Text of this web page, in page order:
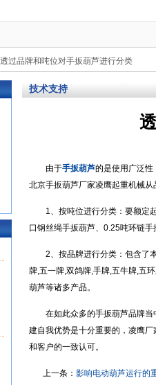
过品牌和吨位对手扳葫芦进行分类
技术支持
由于手扳葫芦的是使用广泛性
北京手扳葫芦厂家凌鹰起重机械
1、按吨位进行分类：要额定
口钢丝绳手扳葫芦、0.25吨环链手
2、按品牌进行分类：包含了
牌,五一牌,双鸽牌,手牌,五牛牌,五
葫芦等诸多产品。
在如此众多的手扳葫芦品牌
建自我优势是十分重要的，凌鹰厂
和客户的一致认可。
上一条： 影响电动葫芦运行的